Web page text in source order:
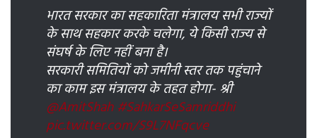
भारत सरकार का सहकारिता मंत्रालय सभी राज्यों
के साथ सहकार करके चलेगा, ये किसी राज्य से
संघर्ष के लिए नहीं बना है।
सरकारी समितियों को जमीनी स्तर तक पहुंचाने
का काम इस मंत्रालय के तहत होगा- श्री
@AmitShah #SahkarSeSamriddhi
pic.twitter.com/S9L7NFqcve